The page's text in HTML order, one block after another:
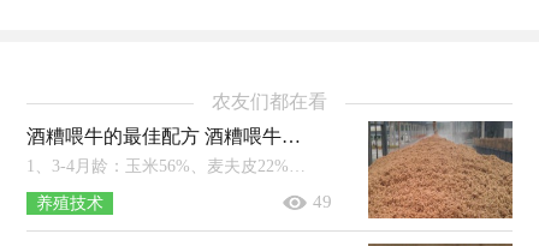
农友们都在看
酒糟喂牛的最佳配方 酒糟喂牛有什么作用
养殖技术 49